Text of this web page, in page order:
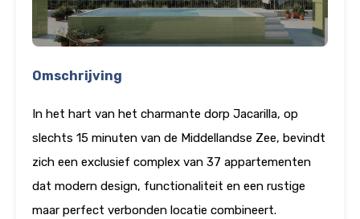
Omschrijving
In het hart van het charmante dorp Jacarilla, op
slechts 15 minuten van de Middellandse Zee, bevindt
zich een exclusief complex van 37 appartementen
dat modern design, functionaliteit en een rustige
maar perfect verbonden locatie combineert.